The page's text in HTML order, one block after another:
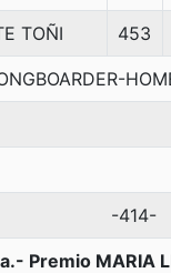
TOÑI 453
-414-
Premio MARIA